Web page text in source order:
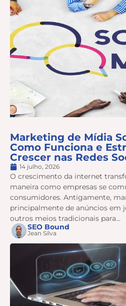
Marketing de Mídia
Como Funciona e
Crescer nas Redes
14 julho, 2026
O crescimento da internet
maneira como empresas se
consumidores. Antigamente,
principalmente de anúncios em
outros meios tradicionais para...
SEO Bound
Jean Silva